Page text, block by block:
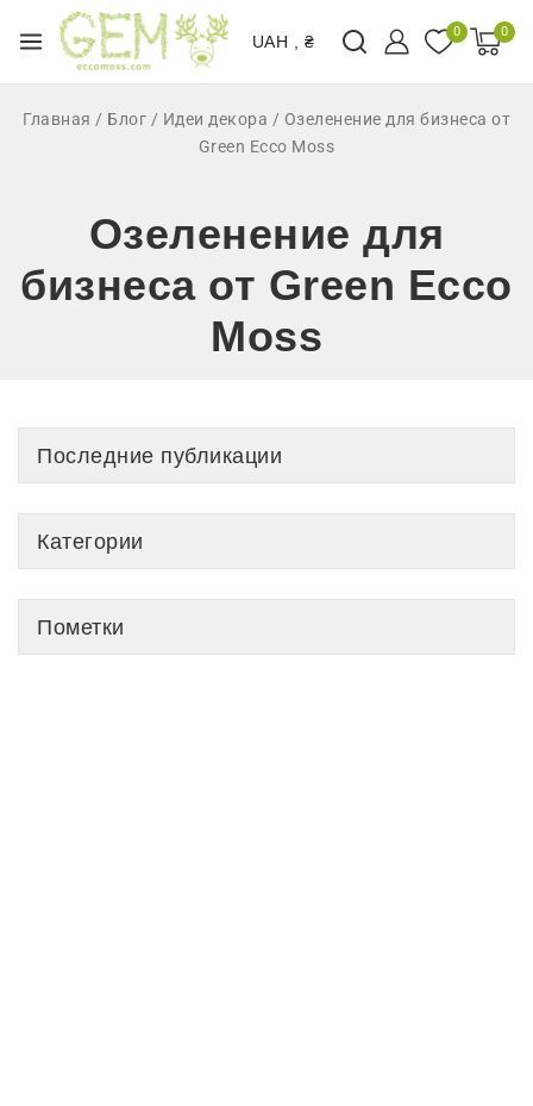
UAH , ₴
0 0
Главная / Блог / Идеи декора / Озеленение для бизнеса от
Green Ecco Moss
Озеленение для
бизнеса от Green Ecco
Moss
Последние публикации
Категории
Пометки